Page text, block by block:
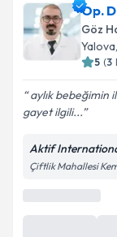
Op.
Göz
Yalova
5 (3
aylık bebeğimin
gayet ilgili...
Aktif
Çiftlik Mahallesi